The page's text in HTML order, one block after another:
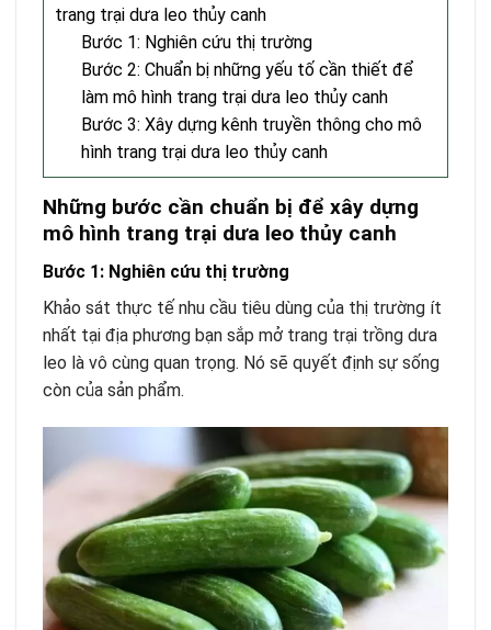
trang trại dưa leo thủy canh
Bước 1: Nghiên cứu thị trường
Bước 2: Chuẩn bị những yếu tố cần thiết để
làm mô hình trang trại dưa leo thủy canh
Bước 3: Xây dựng kênh truyền thông cho mô
hình trang trại dưa leo thủy canh
Những bước cần chuẩn bị để xây dựng
mô hình trang trại dưa leo thủy canh
Bước 1: Nghiên cứu thị trường
Khảo sát thực tế nhu cầu tiêu dùng của thị trường ít
nhất tại địa phương bạn sắp mở trang trại trồng dưa
leo là vô cùng quan trọng. Nó sẽ quyết định sự sống
còn của sản phẩm.